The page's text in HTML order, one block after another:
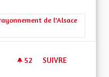
: La Culture, l'Education et
de l'Alsace
52 52 ABONNÉS
SUIVRE